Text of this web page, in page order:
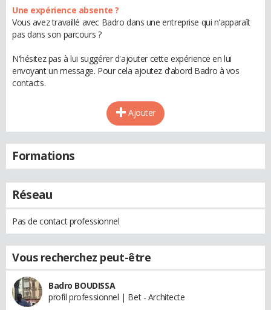
Une expérience absente ?
Vous avez travaillé avec Badro dans une entreprise qui n'apparaît
pas dans son parcours ?
N'hésitez pas à lui suggérer d'ajouter cette expérience en lui
envoyant un message. Pour cela ajoutez d'abord Badro à vos
contacts.
Ajouter
Formations
Réseau
Pas de contact professionnel
Vous recherchez peut-être
Badro BOUDISSA
profil professionnel | Bet - Architecte